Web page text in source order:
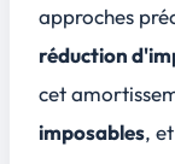
approches
réduction
cet
imposables,